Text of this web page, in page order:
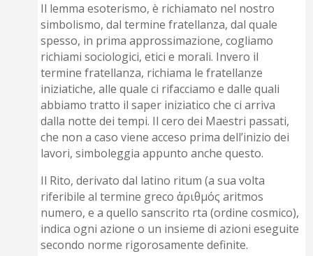
Il lemma esoterismo, è richiamato nel nostro
simbolismo, dal termine fratellanza, dal quale
spesso, in prima approssimazione, cogliamo
richiami sociologici, etici e morali. Invero il
termine fratellanza, richiama le fratellanze
iniziatiche, alle quale ci rifacciamo e dalle quali
abbiamo tratto il saper iniziatico che ci arriva
dalla notte dei tempi. Il cero dei Maestri passati,
che non a caso viene acceso prima dell’inizio dei
lavori, simboleggia appunto anche questo.
Il Rito, derivato dal latino ritum (a sua volta
riferibile al termine greco ἀριθμός aritmos
numero, e a quello sanscrito rta (ordine cosmico),
indica ogni azione o un insieme di azioni eseguite
secondo norme rigorosamente definite.